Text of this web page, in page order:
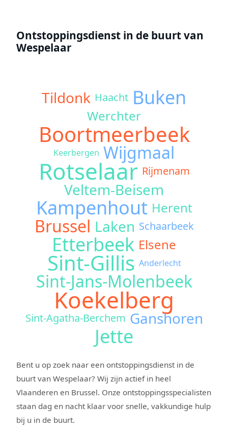
Ontstoppingsdienst in de buurt van
Wespelaar
Tildonk Haacht Buken
Werchter
Boortmeerbeek
Keerbergen Wijgmaal
Rotselaar Rijmenam
Veltem-Beisem
Kampenhout Herent
Brussel Laken Schaarbeek
Etterbeek Elsene
Sint-Gillis Anderlecht
Sint-Jans-Molenbeek
Koekelberg
Sint-Agatha-Berchem Ganshoren
Jette
Bent u op zoek naar een ontstoppingsdienst in de
buurt van Wespelaar? Wij zijn actief in heel
Vlaanderen en Brussel. Onze ontstoppingsspecialisten
staan dag en nacht klaar voor snelle, vakkundige hulp
bij u in de buurt.